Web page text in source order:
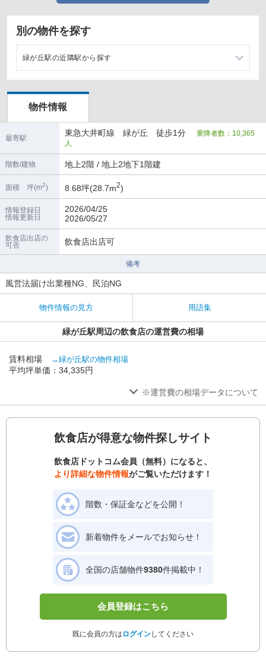
別の物件を探す
緑が丘駅の近隣駅から探す
大岡山駅の店舗物件・貸店舗・テナント一覧
九品仏駅の店舗物件・貸店舗・テナント一覧
北千束駅の店舗物件・貸店舗・テナント一覧
物件情報
最寄駅
東急大井町線 緑が丘 徒歩1分 乗降者数：10,365
人
階数/建物 地上2階 / 地上2地下1階建
面積 坪(m2) 8.68坪(28.7m2)
情報登録日
情報更新日
2026/04/25
2026/05/27
飲食店出店の
可否
飲食店出店可
備考
風営法届け出業種NG、民泊NG
物件情報の見方 用語集
緑が丘駅周辺の飲食店の運営費の相場
賃料相場 →緑が丘駅の物件相場
平均坪単価：34,335円
※運営費の相場データについて
飲食店が得意な物件探しサイト
飲食店ドットコム会員（無料）になると、
より詳細な物件情報がご覧いただけます！
階数・保証金などを公開！
新着物件をメールでお知らせ！
全国の店舗物件9380件掲載中！
会員登録はこちら
既に会員の方は ログインしてください